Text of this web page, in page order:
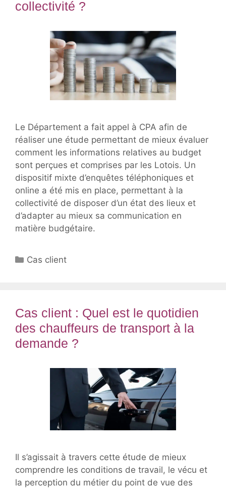
collectivité ?
Le Département a fait appel à CPA afin de
réaliser une étude permettant de mieux évaluer
comment les informations relatives au budget
sont perçues et comprises par les Lotois. Un
dispositif mixte d’enquêtes téléphoniques et
online a été mis en place, permettant à la
collectivité de disposer d’un état des lieux et
d’adapter au mieux sa communication en
matière budgétaire.
Catégories
Cas client
Cas client : Quel est le quotidien
des chauffeurs de transport à la
demande ?
Il s’agissait à travers cette étude de mieux
comprendre les conditions de travail, le vécu et
la perception du métier du point de vue des